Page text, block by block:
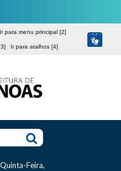
Ir para menu principal [2]
Ir para atalhos [4]
Quinta-Feira,